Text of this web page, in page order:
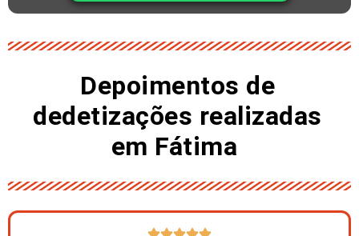
Depoimentos de
dedetizações realizadas
em Fátima ​